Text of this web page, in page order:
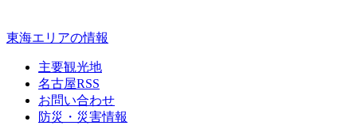
東海エリアの情報
主要観光地
名古屋RSS
お問い合わせ
防災・災害情報